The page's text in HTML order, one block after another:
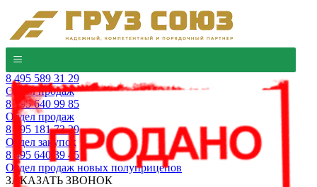
8 495 589 31 29
Отдел продаж
8 495 640 99 85
Отдел продаж
8 495 181 73 29
Отдел закупок
8 495 640 39 45
Отдел продаж новых полуприцепов
ЗАКАЗАТЬ ЗВОНОК